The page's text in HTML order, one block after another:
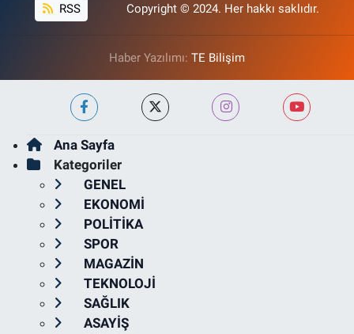
RSS Copyright © 2024. Her hakkı saklıdır.
Haber Yazılımı: TE Bilişim
Ana Sayfa
Kategoriler
GENEL
EKONOMİ
POLİTİKA
SPOR
MAGAZİN
TEKNOLOJİ
SAĞLIK
ASAYİŞ